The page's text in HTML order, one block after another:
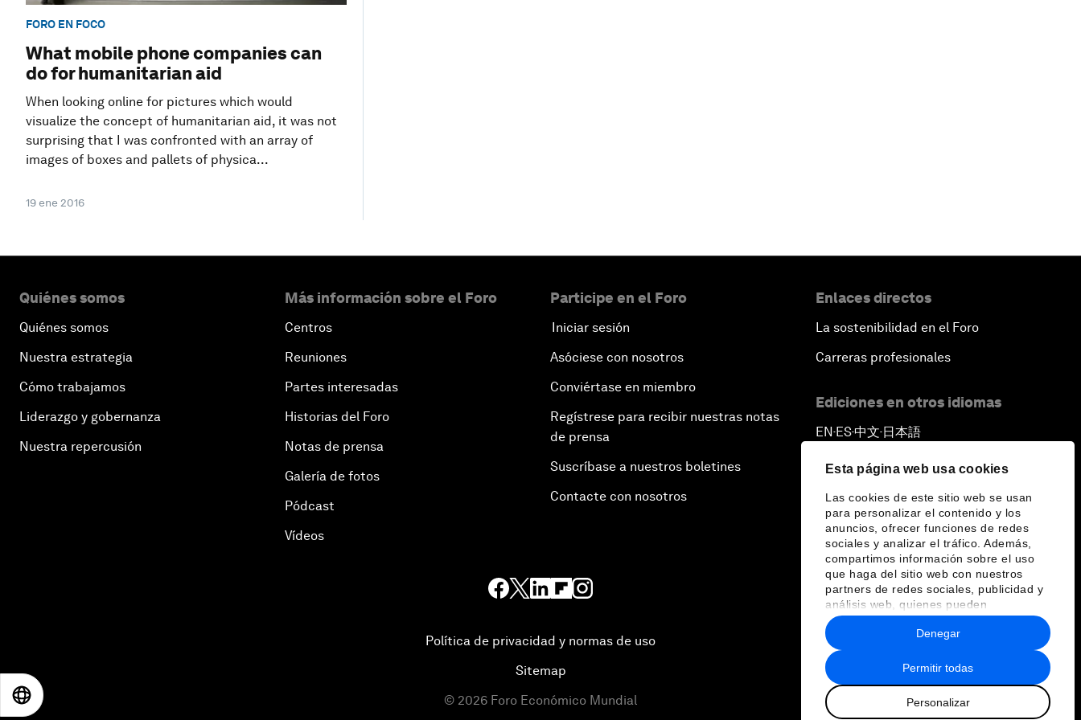
Esta página web usa cookies
Las cookies de este sitio web se usan
para personalizar el contenido y los
anuncios, ofrecer funciones de redes
sociales y analizar el tráfico. Además,
compartimos información sobre el uso
que haga del sitio web con nuestros
partners de redes sociales, publicidad y
análisis web, quienes pueden
combinarla con otra información que les
haya proporcionado o que hayan
recopilado a partir del uso que haya
hecho de sus servicios.
Permitir todas
Personalizar
Denegar
FORO EN FOCO
What mobile phone companies can
do for humanitarian aid
When looking online for pictures which would
visualize the concept of humanitarian aid, it was not
surprising that I was confronted with an array of
images of boxes and pallets of physica...
19 ene 2016
Quiénes somos
Quiénes somos
Nuestra estrategia
Cómo trabajamos
Liderazgo y gobernanza
Nuestra repercusión
Más información sobre el Foro
Centros
Reuniones
Partes interesadas
Historias del Foro
Notas de prensa
Galería de fotos
Pódcast
Vídeos
Participe en el Foro
Iniciar sesión
Asóciese con nosotros
Conviértase en miembro
Regístrese para recibir nuestras notas
de prensa
Suscríbase a nuestros boletines
Contacte con nosotros
Enlaces directos
La sostenibilidad en el Foro
Carreras profesionales
Ediciones en otros idiomas
EN ▪ ES▪中文▪ 日本語
Política de privacidad y normas de uso
Sitemap
© 2026 Foro Económico Mundial